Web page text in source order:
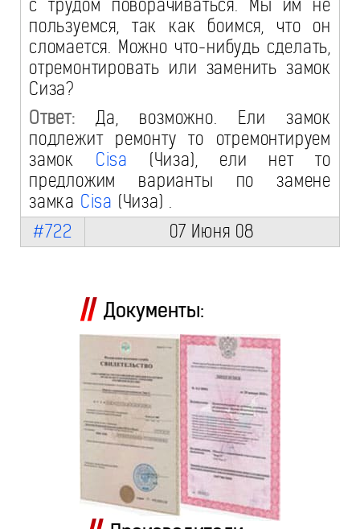
с трудом поворачиваться. Мы им не
пользуемся, так как боимся, что он
сломается. Можно что-нибудь сделать,
отремонтировать или заменить замок
Сиза?
Ответ: Да, возможно. Ели замок
подлежит ремонту то отремонтируем
замок Cisa (Чиза), ели нет то
предложим варианты по замене
замка Cisa (Чиза) .
#722
07 Июня 08
Документы: